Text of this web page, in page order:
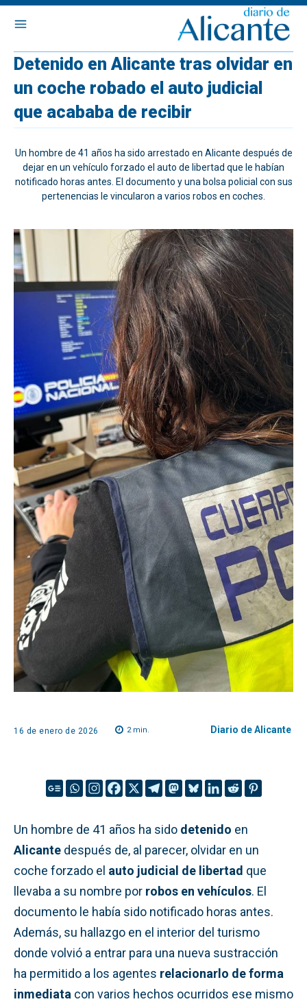
Detenido en Alicante tras olvidar en
un coche robado el auto judicial
que acababa de recibir
Un hombre de 41 años ha sido arrestado en Alicante después de
dejar en un vehículo forzado el auto de libertad que le habían
notificado horas antes. El documento y una bolsa policial con sus
pertenencias le vincularon a varios robos en coches.
16 de enero de 2026 2min. Diario de Alicante
Un hombre de 41 años ha sido detenido en
Alicante después de, al parecer, olvidar en un
coche forzado el auto judicial de libertad que
llevaba a su nombre por robos en vehículos. El
documento le había sido notificado horas antes.
Además, su hallazgo en el interior del turismo
donde volvió a entrar para una nueva sustracción
ha permitido a los agentes relacionarlo de forma
inmediata con varios hechos ocurridos ese mismo